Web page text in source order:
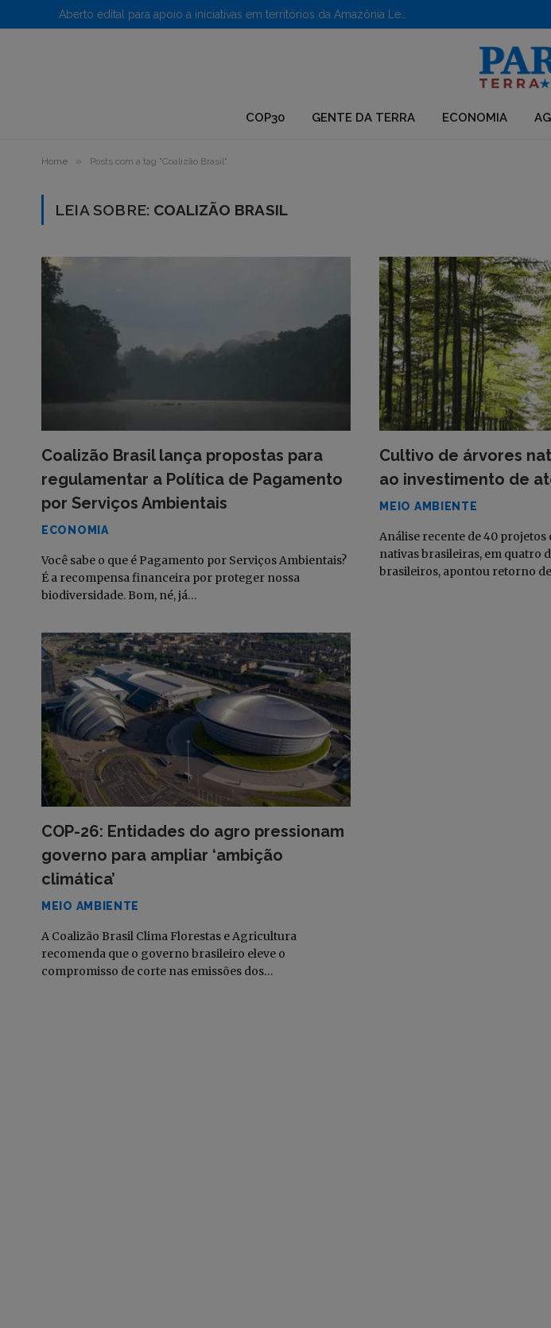
COP30 GENTE DA TERRA ECONOMIA
Home » Posts com a tag "Coalizão Brasil"
LEIA SOBRE: COALIZÃO BRASIL
Coalizão Brasil lança propostas para
regulamentar a Política de Pagamento
por Serviços Ambientais
ECONOMIA
Você sabe o que é Pagamento por Serviços Ambientais?
É a recompensa financeira por proteger nossa
biodiversidade. Bom, né, já…
Cultivo de árvores
ao investimento de
MEIO AMBIENTE
Análise recente de 40
nativas brasileiras, em quatro
brasileiros, apontou retorno
COP-26: Entidades do agro pressionam
governo para ampliar ‘ambição
climática’
MEIO AMBIENTE
A Coalizão Brasil Clima Florestas e Agricultura
recomenda que o governo brasileiro eleve o
compromisso de corte nas emissões dos…